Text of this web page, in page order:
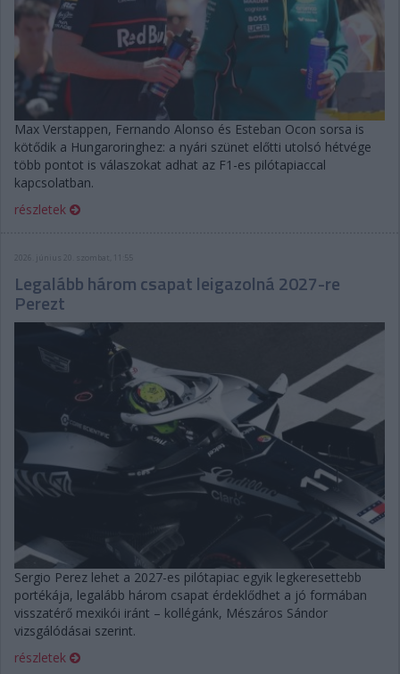
Max Verstappen, Fernando Alonso és Esteban Ocon sorsa is
kötődik a Hungaroringhez: a nyári szünet előtti utolsó hétvége
több pontot is válaszokat adhat az F1-es pilótapiaccal
kapcsolatban.
részletek
2026. június 20. szombat, 11:55
Legalább három csapat leigazolná 2027-re
Perezt
Sergio Perez lehet a 2027-es pilótapiac egyik legkeresettebb
portékája, legalább három csapat érdeklődhet a jó formában
visszatérő mexikói iránt – kollégánk, Mészáros Sándor
vizsgálódásai szerint.
részletek